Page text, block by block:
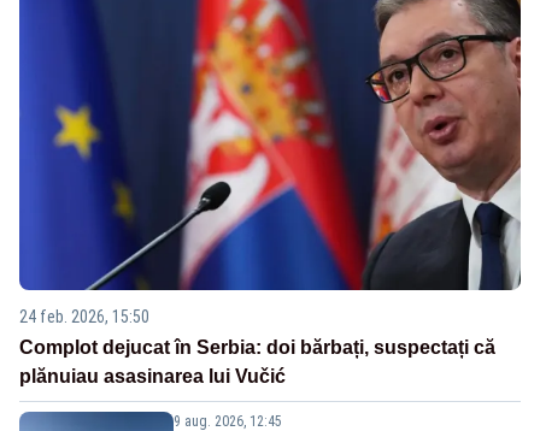
24 feb. 2026, 15:50
Complot dejucat în Serbia: doi bărbați, suspectați că
plănuiau asasinarea lui Vučić
9 aug. 2026, 12:45